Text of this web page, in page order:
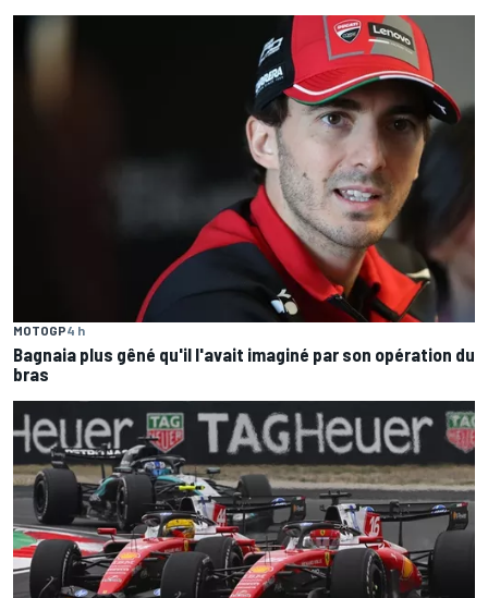
MOTOGP4 h
Bagnaia plus gêné qu'il l'avait imaginé par son opération du
bras